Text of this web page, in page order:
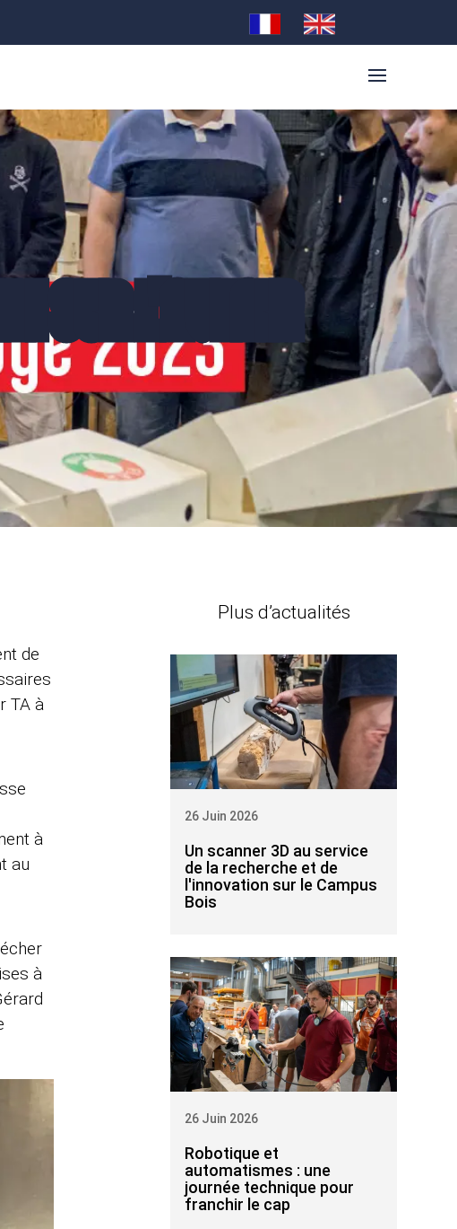
SUR L'AVENIR
de
TA à
à
au
à
Plus d’actualités
Un scanner 3D au service
de la recherche et de
l'innovation sur le Campus
Bois
26 Juin 2026
Robotique et
automatismes : une
journée technique pour
franchir le cap
26 Juin 2026